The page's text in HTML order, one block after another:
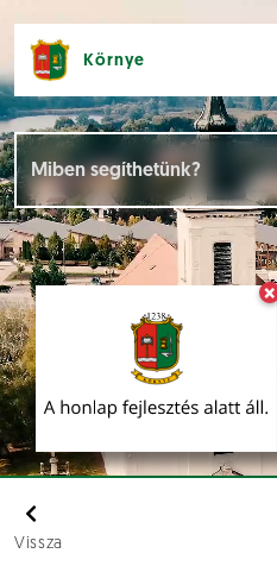
×
Környe
Vissza
Hírek [
Események []
Dokumentumok []
Aloldalak [ ]